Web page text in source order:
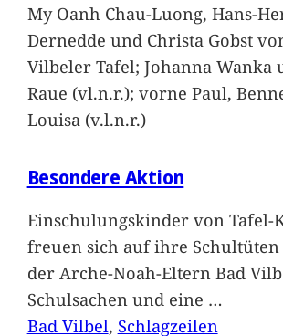
My Oanh Chau-Luong, Hans-
Dernedde und Christa Gobst
Vilbeler Tafel; Johanna Wanka
Raue (vl.n.r.); vorne Paul,
Louisa (v.l.n.r.)
Besondere Aktion
Einschulungskinder von Tafel-
freuen sich auf ihre Schultüten
der Arche-Noah-Eltern Bad
Schulsachen und eine …
Bad Vilbel, Schlagzeilen